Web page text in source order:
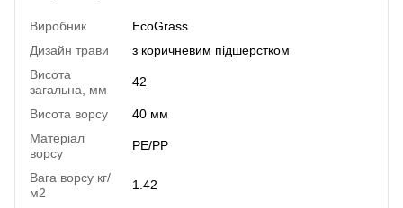
Виробник
EcoGrass
Дизайн трави
з коричневим підшерстком
Висота
загальна, мм
42
Висота ворсу
40 мм
Матеріал
ворсу
PE/PP
Вага ворсу кг/
м2
1.42